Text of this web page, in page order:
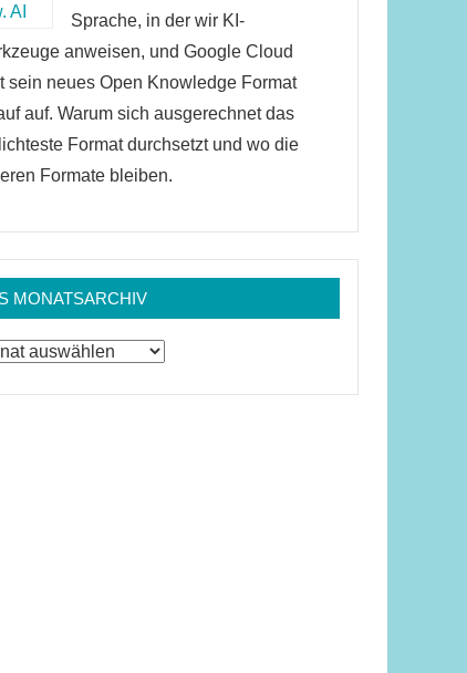
Sprache, in der wir KI-
anweisen, und Google Cloud
sein neues Open Knowledge Format
auf. Warum sich ausgerechnet das
Format durchsetzt und wo die
Formate bleiben.
MONATSARCHIV